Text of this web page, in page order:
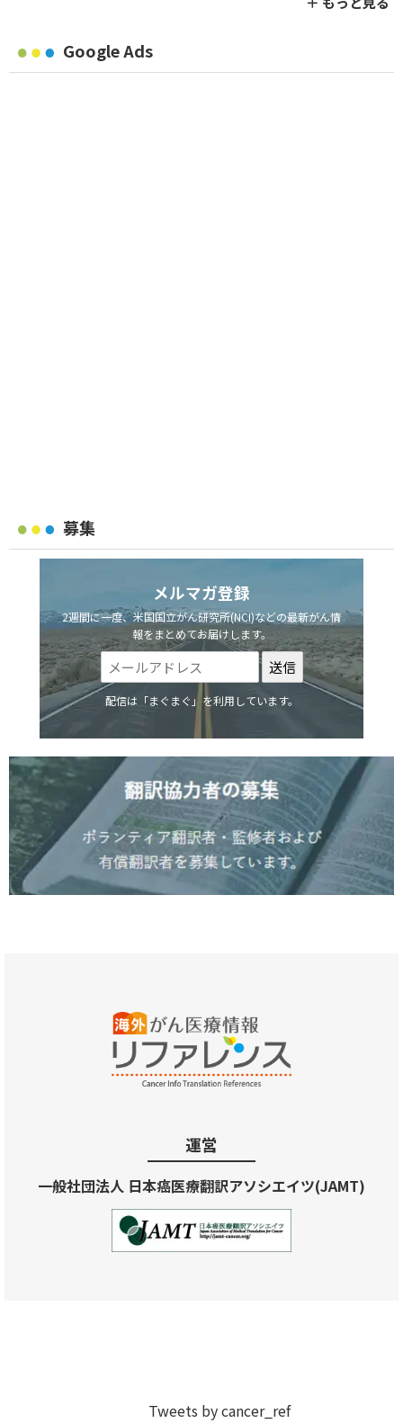
Google Ads
募集
メルマガ登録
2週間に一度、米国国立がん研究所(NCI)などの最新がん情
報をまとめてお届けします。
配信は「まぐまぐ」を利用しています。
運営
一般社団法人 日本癌医療翻訳アソシエイツ(JAMT)
Tweets by cancer_ref